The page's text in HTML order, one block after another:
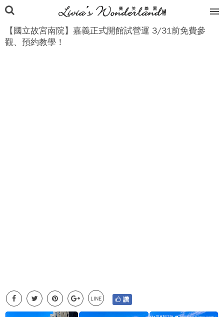
【國立故宮南院】嘉義正式開館試營運 3/31前免費參
觀、預約教學！
LINE 讚